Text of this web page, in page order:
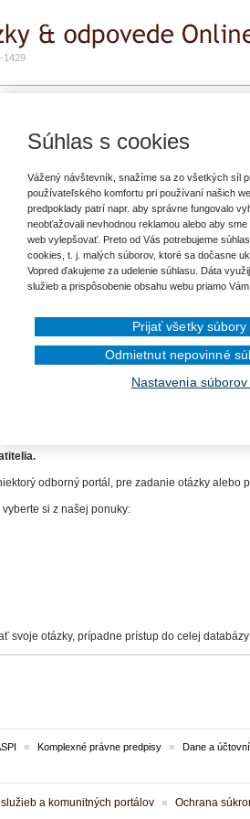
1429
a DPH
záložku
zahraničné zdravotnícke spoločnosti. Štúdie
trvá niekedy aj 3 resp. 5 rokov. Náklady
do výnosov v danom roku, alebo
pre PÚ podľa § 56 ods. 6 sa náklady
Ďakujem. Ako je to v prípade DPH?
za príslušný mesiac, resp. štvrťrok ako
prihlásenému užívateľovi.
odborný portál, pre zadanie otázky alebo
si z našej ponuky:
svoje otázky, prípadne prístup do celej
Komplexné právne predpisy Dane a
a komunitných portálov Ochrana
Súhlas s cookies
Vážený návštevník, snažíme sa zo všetkých síl
používateľského komfortu pri používaní našich
predpoklady patrí napr. aby správne fungovalo
neobťažovali nevhodnou reklamou alebo aby
web vylepšovať. Preto od Vás potrebujeme
cookies, t. j. malých súborov, ktoré sa dočasne
Vopred ďakujeme za udelenie súhlasu. Dáta
služieb a prispôsobenie obsahu webu priamo Vám
Nastavenia
Odmietnut nepovinné
Prijať všetky súbory